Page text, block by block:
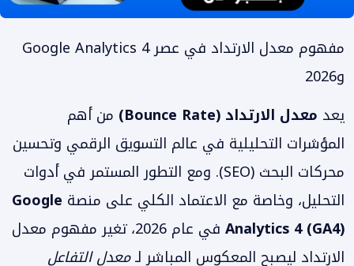
مفهوم معدل الارتداد في عصر Google Analytics 4
و2026
يعد معدل الارتداد (Bounce Rate)
من أهم
المؤشرات التحليلية في عالم التسويق الرقمي وتحسين
محركات البحث (SEO). ومع التطور المستمر في أدوات
التحليل، وخاصة مع الاعتماد الكلي على منصة Google
Analytics 4 (GA4)
في عام 2026، تغير مفهوم معدل
الارتداد ليصبح المعكوس المباشر لـمعدل التفاعل